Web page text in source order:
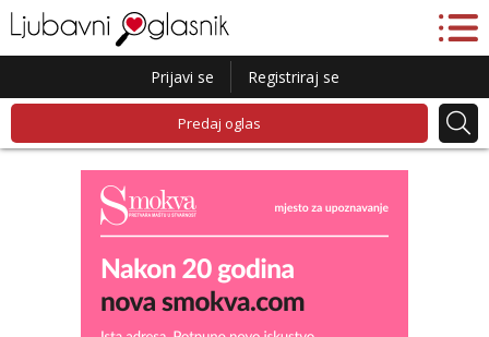
Prijavi se Registriraj se
Predaj oglas